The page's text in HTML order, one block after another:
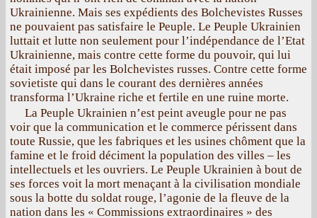
Ukrainienne. Mais ses expédients des Bolchevistes Russes
ne pouvaient pas satisfaire le Peuple. Le Peuple Ukrainien
luttait et lutte non seulement pour l’indépendance de l’Etat
Ukrainienne, mais contre cette forme du pouvoir, qui lui
était imposé par les Bolchevistes russes. Contre cette forme
sovietiste qui dans le courant des dernières années
transforma l’Ukraine riche et fertile en une ruine morte.
La Peuple Ukrainien n’est peint aveugle pour ne pas
voir que la communication et le commerce périssent dans
toute Russie, que les fabriques et les usines chôment que la
famine et le froid déciment la population des villes – les
intellectuels et les ouvriers. Le Peuple Ukrainien à bout de
ses forces voit la mort menaçant à la civilisation mondiale
sous la botte du soldat rouge, l’agonie de la fleuve de la
nation dans les « Commissions extraordinaires » des